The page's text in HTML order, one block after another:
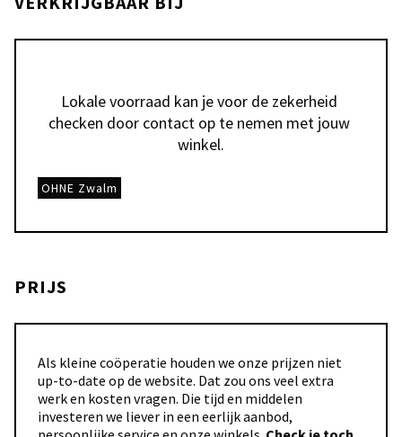
Lokale voorraad kan je voor de zekerheid
checken door contact op te nemen met jouw
winkel.
OHNE Zwalm
PRIJS
Als kleine coöperatie houden we onze prijzen niet
up-to-date op de website. Dat zou ons veel extra
werk en kosten vragen. Die tijd en middelen
investeren we liever in een eerlijk aanbod,